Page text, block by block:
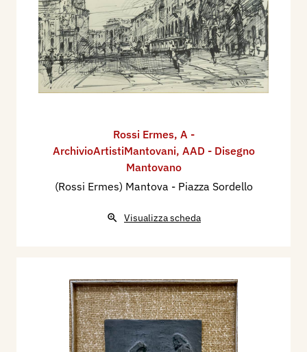
Rossi Ermes, A -
ArchivioArtistiMantovani, AAD - Disegno
Mantovano
(Rossi Ermes) Mantova - Piazza Sordello
Visualizza scheda